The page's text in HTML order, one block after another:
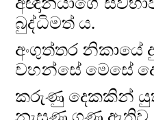
බුද්ධිමත් ය.
අංගුත්තර නිකායේ
වහන්සේ මෙසේ
කරුණු දෙකකින් යුතු
නැසුණු ගුණ ඇතිව,